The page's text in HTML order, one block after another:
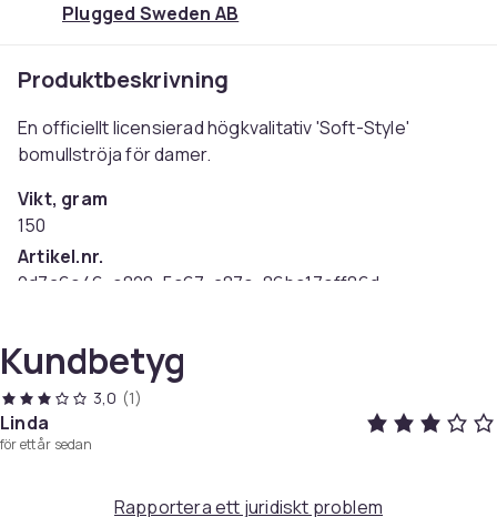
Plugged Sweden AB
Produktbeskrivning
En officiellt licensierad högkvalitativ 'Soft-Style'
bomullströja för damer.
Vikt, gram
150
Artikel.nr.
0d7a6e46-e828-5c67-a87e-86bc17eff86d
Kundbetyg
3,0 (1)
Linda
för ett år sedan
Rapportera ett juridiskt problem